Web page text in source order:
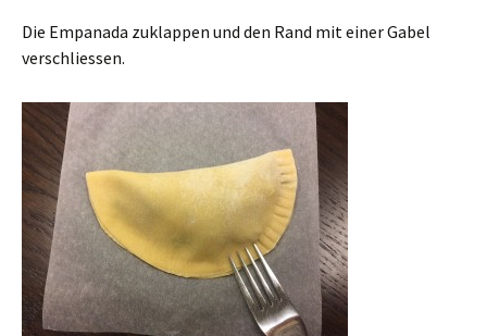
Die Empanada zuklappen und den Rand mit einer Gabel
verschliessen.